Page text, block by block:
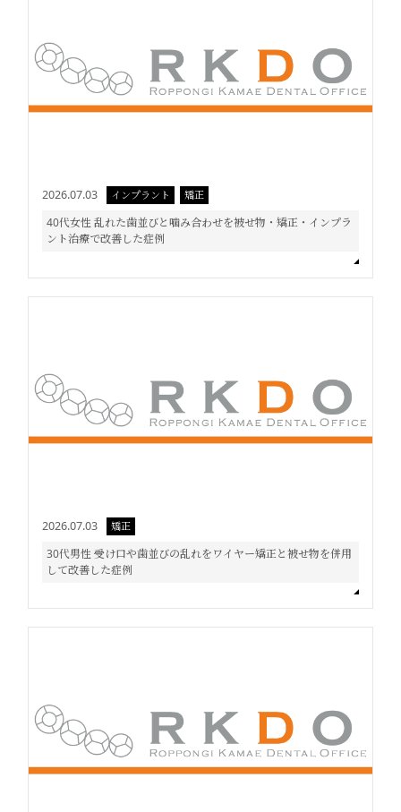
2026.07.03 インプラント 矯正
40代女性 乱れた歯並びと噛み合わせを被せ物・矯正・インプラ
ント治療で改善した症例
2026.07.03 矯正
30代男性 受け口や歯並びの乱れをワイヤー矯正と被せ物を併用
して改善した症例